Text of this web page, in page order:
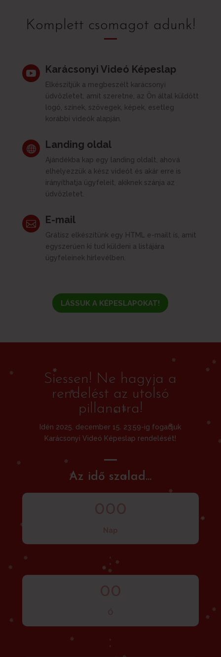
Komplett csomagot adunk!
 Karácsonyi Videó Képeslap
Elkészítjük a megbeszélt karácsonyi
üdvözletet, amit szeretne, az Ön által küldött
logó, színek, szövegek, képek, esetleg
korábbi videók alapján.
 Landing oldal
Ajándékba kap egy landing oldalt, ahová
elhelyezzük a kész videót és akár erre is
irányíthatja ügyfeleit, akiknek szánja az
üdvözletet.
 E-mail
Grátisz elkészítünk egy HTML e-mailt is, amit
egyszerűen ki tud küldeni a listájára
ügyfeleinek hírlevélben.
LÁSSUK A KÉPESLAPOKAT!
Siessen! Ne hagyja a
rendelést az utolsó
pillanatra!
Idén 2025. december 15. 23:59-ig fogadjuk
Karácsonyi Videó Képeslap rendelését!
Az idő szalad...